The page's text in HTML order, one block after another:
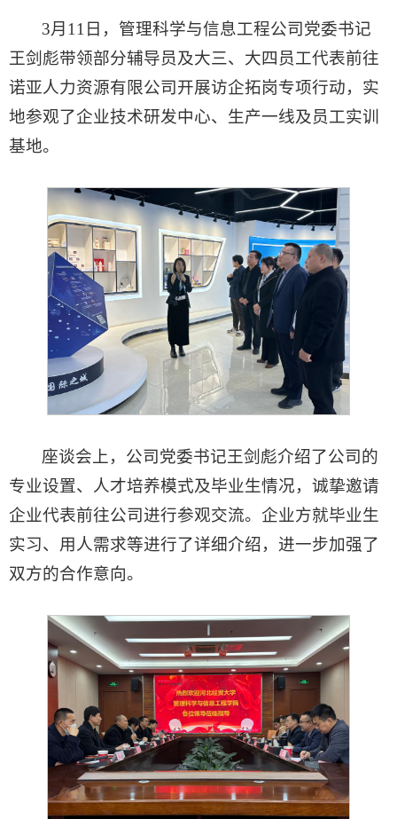
3月11日，管理科学与信息工程公司党委书记
王剑彪带领部分辅导员及大三、大四员工代表前往
诺亚人力资源有限公司开展访企拓岗专项行动，实
地参观了企业技术研发中心、生产一线及员工实训
基地。
座谈会上，公司党委书记王剑彪介绍了公司的
专业设置、人才培养模式及毕业生情况，诚挚邀请
企业代表前往公司进行参观交流。企业方就毕业生
实习、用人需求等进行了详细介绍，进一步加强了
双方的合作意向。